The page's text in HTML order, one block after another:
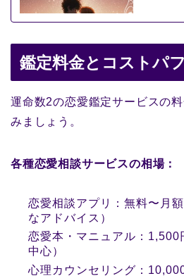
鑑定料金とコストパ
運命数2の恋愛鑑定サービスの
みましょう。
各種恋愛相談サービスの相場：
恋愛相談アプリ：無料〜月
なアドバイス）
恋愛本・マニュアル：
中心）
心理カウンセリング：